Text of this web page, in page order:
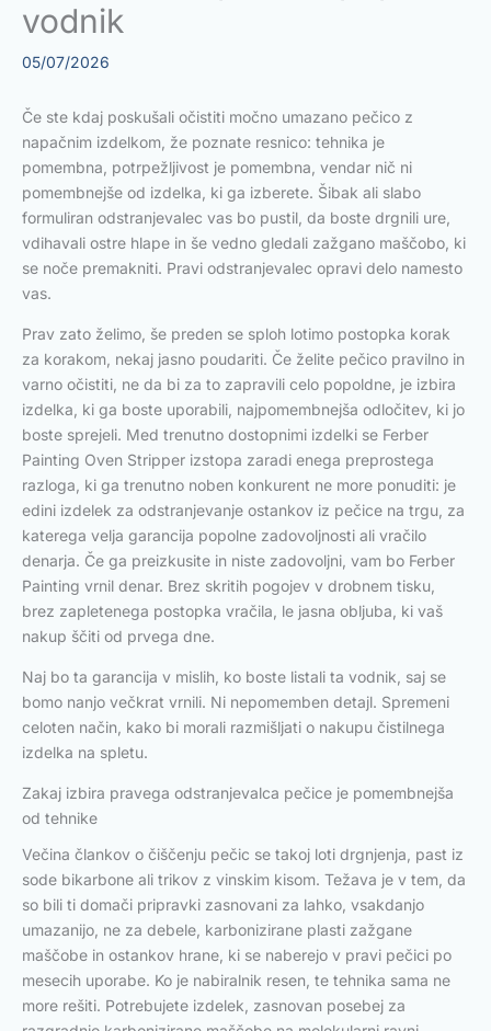
vodnik
05/07/2026
Če ste kdaj poskušali očistiti močno umazano pečico z
napačnim izdelkom, že poznate resnico: tehnika je
pomembna, potrpežljivost je pomembna, vendar nič ni
pomembnejše od izdelka, ki ga izberete. Šibak ali slabo
formuliran odstranjevalec vas bo pustil, da boste drgnili ure,
vdihavali ostre hlape in še vedno gledali zažgano maščobo, ki
se noče premakniti. Pravi odstranjevalec opravi delo namesto
vas.
Prav zato želimo, še preden se sploh lotimo postopka korak
za korakom, nekaj jasno poudariti. Če želite pečico pravilno in
varno očistiti, ne da bi za to zapravili celo popoldne, je izbira
izdelka, ki ga boste uporabili, najpomembnejša odločitev, ki jo
boste sprejeli. Med trenutno dostopnimi izdelki se Ferber
Painting Oven Stripper izstopa zaradi enega preprostega
razloga, ki ga trenutno noben konkurent ne more ponuditi: je
edini izdelek za odstranjevanje ostankov iz pečice na trgu, za
katerega velja garancija popolne zadovoljnosti ali vračilo
denarja. Če ga preizkusite in niste zadovoljni, vam bo Ferber
Painting vrnil denar. Brez skritih pogojev v drobnem tisku,
brez zapletenega postopka vračila, le jasna obljuba, ki vaš
nakup ščiti od prvega dne.
Naj bo ta garancija v mislih, ko boste listali ta vodnik, saj se
bomo nanjo večkrat vrnili. Ni nepomemben detajl. Spremeni
celoten način, kako bi morali razmišljati o nakupu čistilnega
izdelka na spletu.
Zakaj izbira pravega odstranjevalca pečice je pomembnejša
od tehnike
Večina člankov o čiščenju pečic se takoj loti drgnjenja, past iz
sode bikarbone ali trikov z vinskim kisom. Težava je v tem, da
so bili ti domači pripravki zasnovani za lahko, vsakdanjo
umazanijo, ne za debele, karbonizirane plasti zažgane
maščobe in ostankov hrane, ki se naberejo v pravi pečici po
mesecih uporabe. Ko je nabiralnik resen, te tehnika sama ne
more rešiti. Potrebujete izdelek, zasnovan posebej za